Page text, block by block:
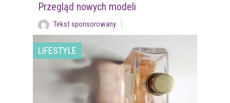
Przegląd nowych modeli
Tekst sponsorowany
LIFESTYLE